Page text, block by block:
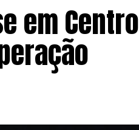
em Centro